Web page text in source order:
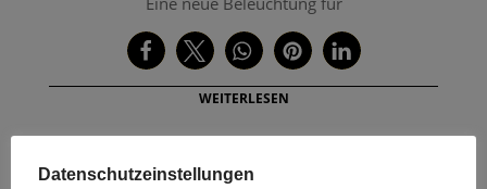
WEITERLESEN
Datenschutzeinstellungen